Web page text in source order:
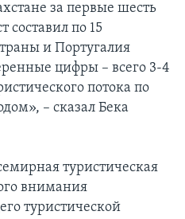
за первые шесть
составил по 15
и Португалия
цифры – всего 3-4
потока по
– сказал Бека
туристическая
внимания
туристической